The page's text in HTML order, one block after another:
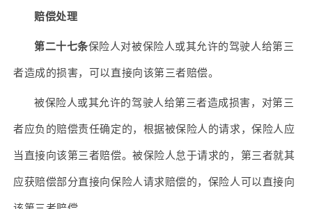
赔偿处理
第二十七条保险人对被保险人或其允许的驾驶人给第三
者造成的损害，可以直接向该第三者赔偿。
被保险人或其允许的驾驶人给第三者造成损害，对第三
者应负的赔偿责任确定的，根据被保险人的请求，保险人应
当直接向该第三者赔偿。被保险人怠于请求的，第三者就其
应获赔偿部分直接向保险人请求赔偿的，保险人可以直接向